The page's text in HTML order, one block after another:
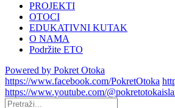
PROJEKTI
OTOCI
EDUKATIVNI KUTAK
O NAMA
Podržite ETO
Powered by Pokret Otoka
https://www.facebook.com/PokretOtoka
https://www.youtube.com/
Pretraži: